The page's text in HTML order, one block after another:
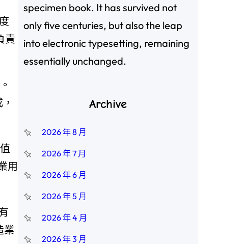
責
用
業
specimen book. It has survived not
only five centuries, but also the leap
into electronic typesetting, remaining
essentially unchanged.
Archive
2026 年 8 月
2026 年 7 月
2026 年 6 月
2026 年 5 月
2026 年 4 月
2026 年 3 月